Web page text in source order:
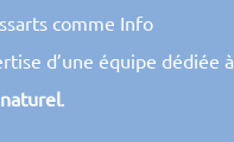
comme Info
d’une équipe dédiée à
.